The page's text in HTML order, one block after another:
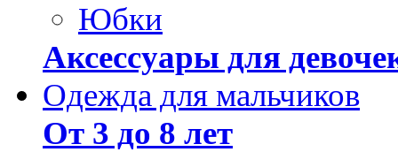
Юбки
Аксессуары для
Одежда для мальчиков
От 3 до 8 лет